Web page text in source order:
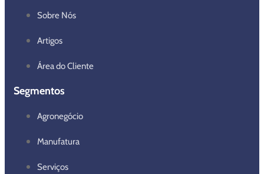
Sobre Nós
Artigos
Área do Cliente
Segmentos
Agronegócio
Manufatura
Serviços